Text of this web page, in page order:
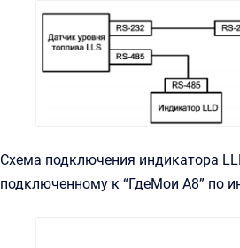
Схема подключения индикатора
подключенному к “ГдеМои A8” по